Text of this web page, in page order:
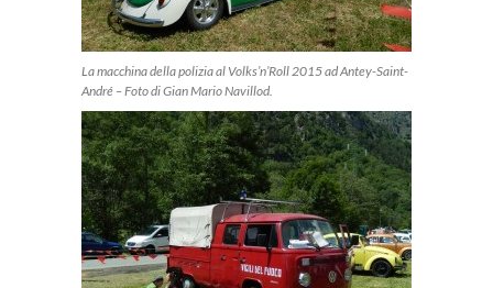
La macchina della polizia al Volks’n’Roll 2015 ad Antey-Saint-
André – Foto di Gian Mario Navillod.